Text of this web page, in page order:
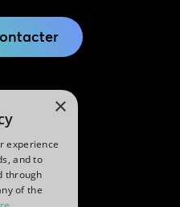
×
experience
and to
through
of the